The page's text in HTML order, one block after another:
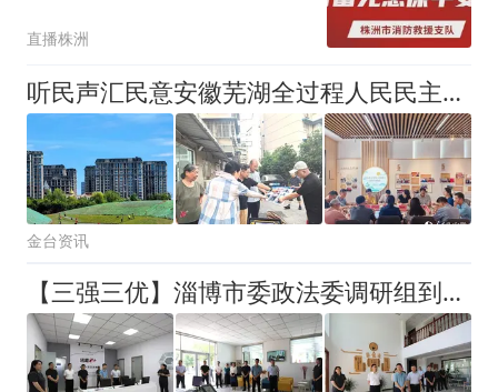
直播株洲
听民声汇民意安徽芜湖全过程人民民主实践站里的“暖心答卷”
金台资讯
【三强三优】淄博市委政法委调研组到桓台县法院唐山法庭调研